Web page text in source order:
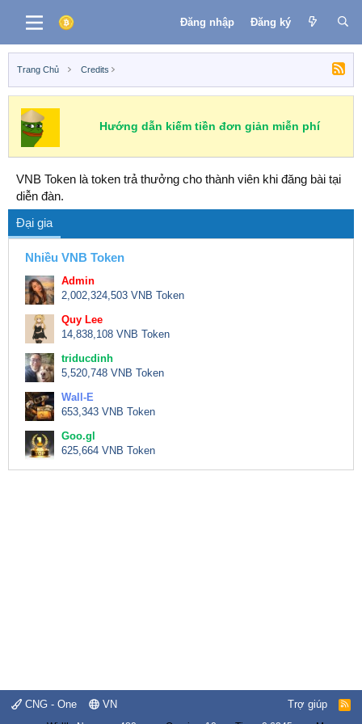
Đăng nhập Đăng ký
Trang Chủ Credits
Hướng dẫn kiếm tiền đơn giản miễn phí
VNB Token là token trả thưởng cho thành viên khi đăng bài tại
diễn đàn.
Đại gia
Nhiều VNB Token
Admin
2,002,324,503 VNB Token
Quy Lee
14,838,108 VNB Token
triducdinh
5,520,748 VNB Token
Wall-E
653,343 VNB Token
Goo.gl
625,664 VNB Token
CNG - One VN Trợ giúp
R